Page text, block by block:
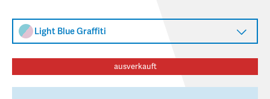
Light Blue Graffiti
ausverkauft